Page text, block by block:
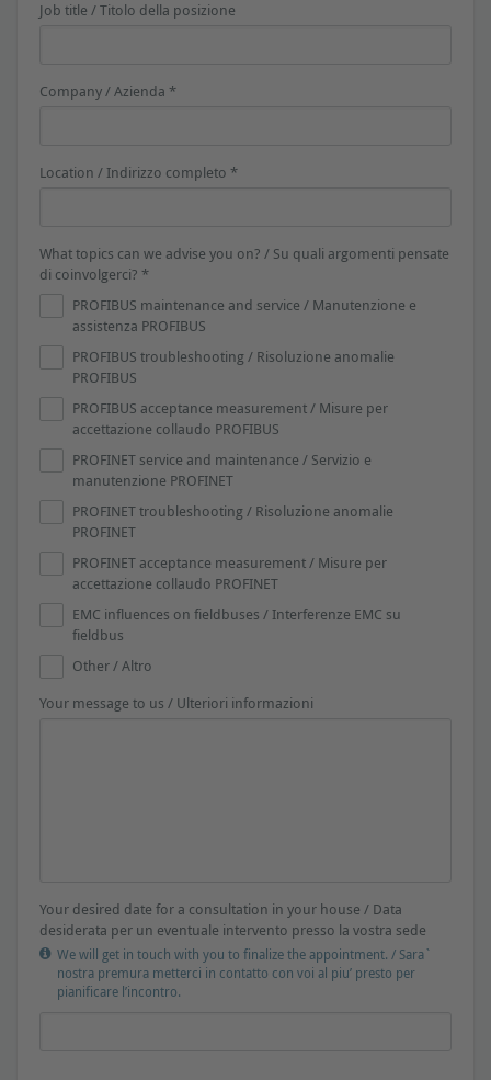
Job title / Titolo della posizione
Company / Azienda *
Location / Indirizzo completo *
What topics can we advise you on? / Su quali argomenti pensate
di coinvolgerci? *
PROFIBUS maintenance and service / Manutenzione e
assistenza PROFIBUS
PROFIBUS troubleshooting / Risoluzione anomalie
PROFIBUS
PROFIBUS acceptance measurement / Misure per
accettazione collaudo PROFIBUS
PROFINET service and maintenance / Servizio e
manutenzione PROFINET
PROFINET troubleshooting / Risoluzione anomalie
PROFINET
PROFINET acceptance measurement / Misure per
accettazione collaudo PROFINET
EMC influences on fieldbuses / Interferenze EMC su
fieldbus
Other / Altro
Your message to us / Ulteriori informazioni
Your desired date for a consultation in your house / Data
desiderata per un eventuale intervento presso la vostra sede
We will get in touch with you to finalize the appointment. / Sara`
nostra premura metterci in contatto con voi al piu’ presto per
pianificare l’incontro.